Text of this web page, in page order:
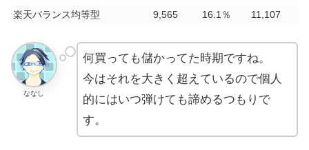
楽天バランス均等型
9,565 16.1％ 11,107
ななし
何買っても儲かってた時期ですね。
今はそれを大きく超えているので個人
的にはいつ弾けても諦めるつもりで
す。